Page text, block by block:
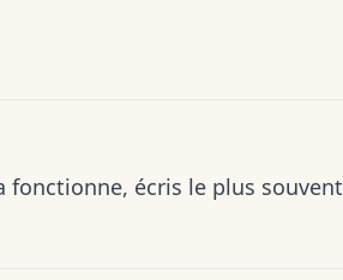
fonctionne, écris le plus souvent